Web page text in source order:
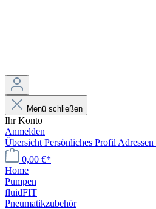
Menü schließen
Ihr Konto
Anmelden
Übersicht Persönliches Profil Adressen
0,00 €*
Home
Pumpen
fluidFIT
Pneumatikzubehör